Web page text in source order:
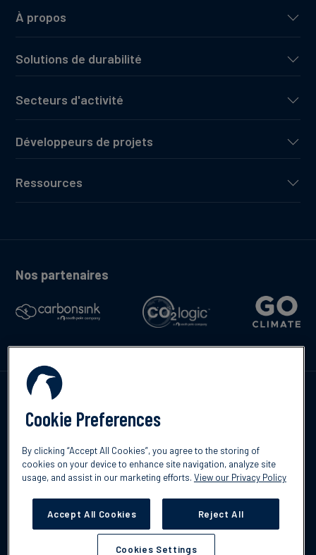
English
À propos
Solutions de durabilité
Secteurs d'activité
Développeurs de projets
Ressources
Nos partenaires
responsabilité
Cookie Preferences
By clicking “Accept All Cookies”, you agree to the storing of
cookies on your device to enhance site navigation, analyze site
usage, and assist in our marketing efforts. View our Privacy Policy
Accept All Cookies Reject All
Cookies Settings